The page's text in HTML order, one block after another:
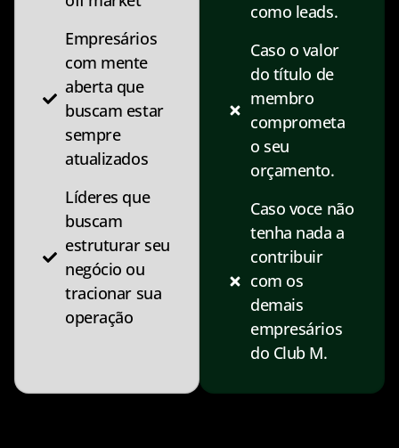
Empresários
com mente
aberta que
buscam estar
sempre
atualizados
Líderes que
buscam
estruturar seu
negócio ou
tracionar sua
operação
como leads.
Caso o valor
do título de
membro
comprometa
o seu
orçamento.
Caso voce não
tenha nada a
contribuir
com os
demais
empresários
do Club M.